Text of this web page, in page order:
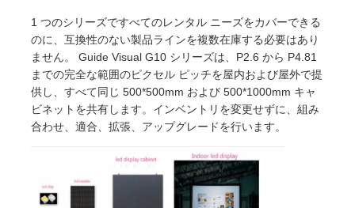
ホーム
1 つのシリーズですべてのレンタル ニーズをカバーできる
のに、互換性のない製品ラインを複数在庫する必要はあり
ません。 Guide Visual G10 シリーズは、P2.6 から P4.81
までの完全な範囲のピクセル ピッチを屋内および屋外で提
供し、すべて同じ 500*500mm および 500*1000mm キャ
ビネットを共有します。インベントリを変更せずに、組み
合わせ、適合、拡張、アップグレードを行います。